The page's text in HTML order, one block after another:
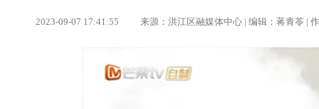
2023-09-07 17:41:55 来源：洪江区融媒体中心 | 编辑：蒋青苓